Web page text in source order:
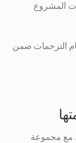
المشروع
الترجمات ضمن
مع مجموعة